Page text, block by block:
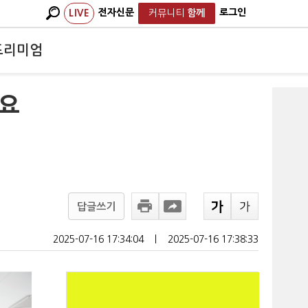
LIVE 전자신문 커뮤니티 함께 로그인
리미엄
답글쓰기
2025-07-16 17:34:04 2025-07-16 17:38:33